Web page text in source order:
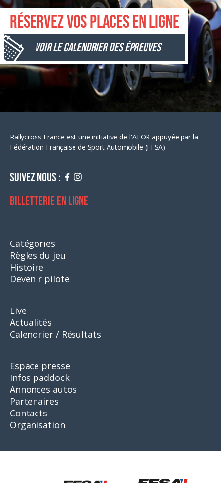
Réservez vos places en ligne
Voir le calendrier des épreuves
Rallycross France est une initiative de l'AFOR appuyée par la
Fédération Française de Sport Automobile (FFSA)
Suivez nous :
Billetterie en ligne
Catégories
Règles du jeu
Histoire
Devenir pilote
Live
Actualités
Calendrier / Résultats
Espace presse
Infos paddock
Annonces autos
Partenaires
Contacts
Organisation